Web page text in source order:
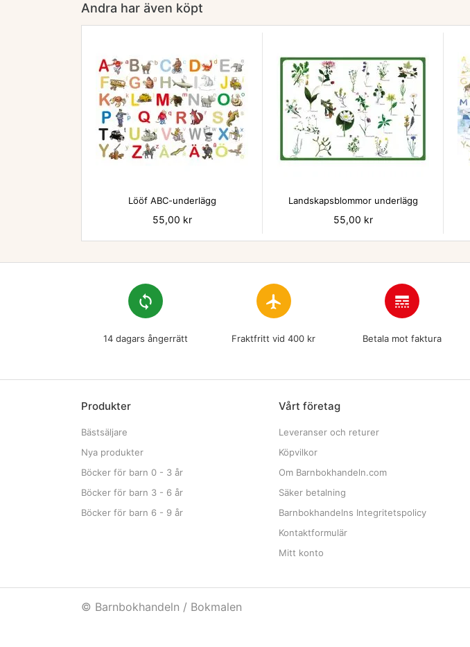
Andra har även köpt

Lööf ABC-underlägg
Pris
55,00 kr
Landskapsblommor underlägg
Pris
55,00 kr
loop
14 dagars ångerrätt
flight
Fraktfritt vid 400 kr
line_style
Betala mot faktura
Produkter
Bästsäljare
Nya produkter
Böcker för barn 0 - 3 år
Böcker för barn 3 - 6 år
Böcker för barn 6 - 9 år
Vårt företag
Leveranser och returer
Köpvilkor
Om Barnbokhandeln.com
Säker betalning
Barnbokhandelns Integritetspolicy
Kontaktformulär
Mitt konto
© Barnbokhandeln / Bokmalen